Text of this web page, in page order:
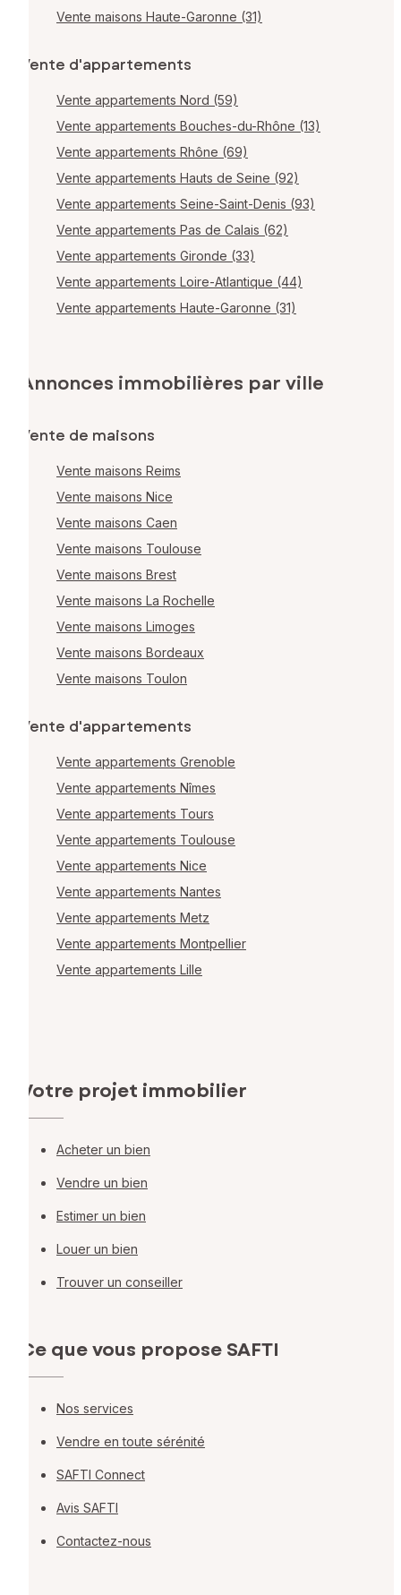
Vente maisons Haute-Garonne (31)
Vente d'appartements
Vente appartements Nord (59)
Vente appartements Bouches-du-Rhône (13)
Vente appartements Rhône (69)
Vente appartements Hauts de Seine (92)
Vente appartements Seine-Saint-Denis (93)
Vente appartements Pas de Calais (62)
Vente appartements Gironde (33)
Vente appartements Loire-Atlantique (44)
Vente appartements Haute-Garonne (31)
Annonces immobilières par ville
Vente de maisons
Vente maisons Reims
Vente maisons Nice
Vente maisons Caen
Vente maisons Toulouse
Vente maisons Brest
Vente maisons La Rochelle
Vente maisons Limoges
Vente maisons Bordeaux
Vente maisons Toulon
Vente d'appartements
Vente appartements Grenoble
Vente appartements Nîmes
Vente appartements Tours
Vente appartements Toulouse
Vente appartements Nice
Vente appartements Nantes
Vente appartements Metz
Vente appartements Montpellier
Vente appartements Lille
Votre projet immobilier
Acheter un bien
Vendre un bien
Estimer un bien
Louer un bien
Trouver un conseiller
Ce que vous propose SAFTI
Nos services
Vendre en toute sérénité
SAFTI Connect
Avis SAFTI
Contactez-nous